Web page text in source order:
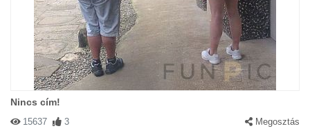
Nincs cím!
15637 3 Megosztás